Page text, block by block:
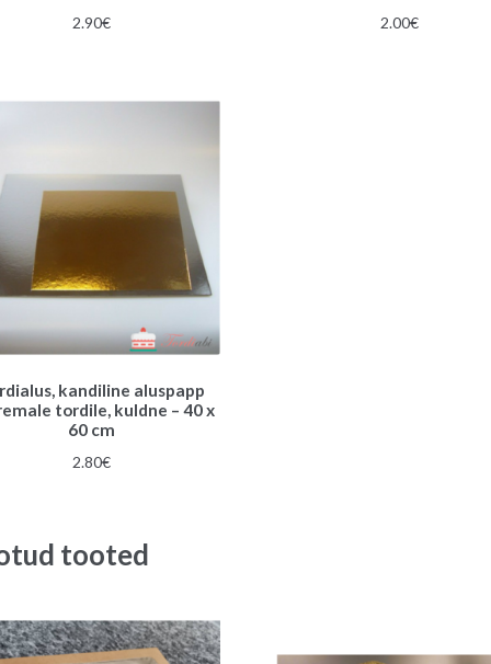
2.90€ 2.00€
kandiline aluspapp
tordile, kuldne – 40 x
60 cm
2.80€
tooted